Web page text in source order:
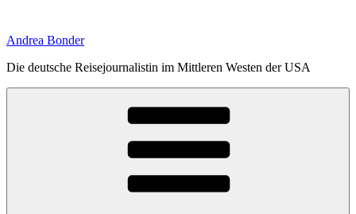
springen
Andrea Bonder
Die deutsche Reisejournalistin im Mittleren Westen der USA